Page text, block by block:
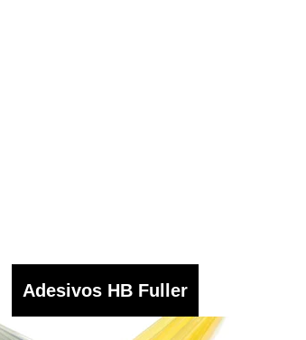
Adesivos HB Fuller